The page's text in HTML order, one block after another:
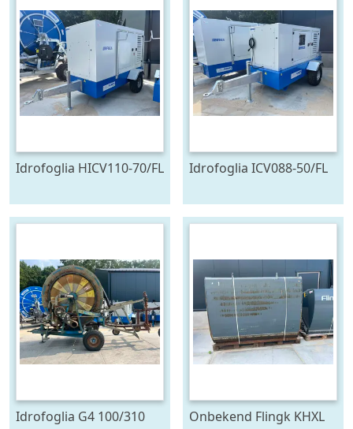
Idrofoglia HICV110-70/FL
2026)
Idrofoglia ICV088-50/FL
2025)
Idrofoglia G4 100/310
Onbekend Flingk KHXL